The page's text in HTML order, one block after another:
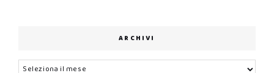
ARCHIVI
Archivi